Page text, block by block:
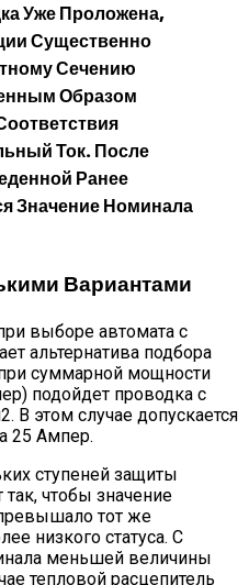
Уже Проложена,
Существенно
Сечению
Образом
Ток. После
Ранее
Значение Номинала
Вариантами
выборе автомата с
альтернатива подбора
суммарной мощности
подойдет проводка с
этом случае допускается
25 Ампер.
ступеней защиты
чтобы значение
тот же
низкого статуса. С
меньшей величины
тепловой расцепитель